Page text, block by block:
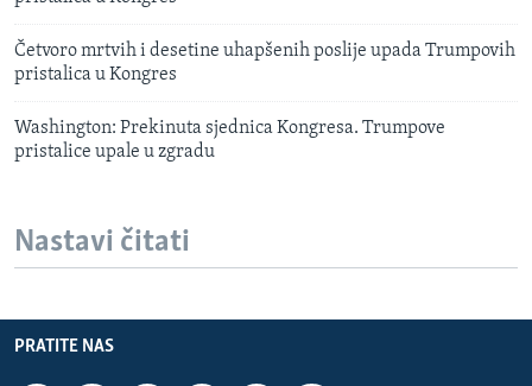
Četvoro mrtvih i desetine uhapšenih poslije upada Trumpovih
pristalica u Kongres
Washington: Prekinuta sjednica Kongresa. Trumpove
pristalice upale u zgradu
Nastavi čitati
PRATITE NAS